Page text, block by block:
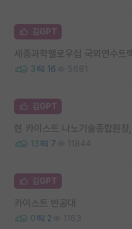
김GPT
세종과학펠로우십 국외연수트
3 16 5681
김GPT
13 7 11844
김GPT
카이스트 반공대
0 2 1163